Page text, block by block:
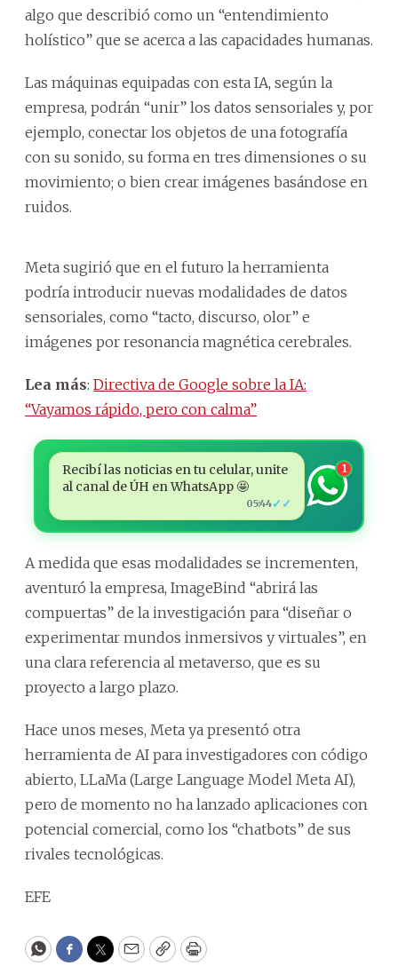
algo que describió como un “entendimiento
holístico” que se acerca a las capacidades humanas.
Las máquinas equipadas con esta IA, según la
empresa, podrán “unir” los datos sensoriales y, por
ejemplo, conectar los objetos de una fotografía
con su sonido, su forma en tres dimensiones o su
movimiento; o bien crear imágenes basándose en
ruidos.
Meta sugirió que en el futuro la herramienta
podría introducir nuevas modalidades de datos
sensoriales, como “tacto, discurso, olor” e
imágenes por resonancia magnética cerebrales.
Lea más: Directiva de Google sobre la IA:
“Vayamos rápido, pero con calma”
Recibí las noticias en tu celular, unite
al canal de ÚH en WhatsApp 🤩
05:44✓✓
1
A medida que esas modalidades se incrementen,
aventuró la empresa, ImageBind “abrirá las
compuertas” de la investigación para “diseñar o
experimentar mundos inmersivos y virtuales”, en
una clara referencia al metaverso, que es su
proyecto a largo plazo.
Hace unos meses, Meta ya presentó otra
herramienta de AI para investigadores con código
abierto, LLaMa (Large Language Model Meta AI),
pero de momento no ha lanzado aplicaciones con
potencial comercial, como los “chatbots” de sus
rivales tecnológicas.
EFE
WhatsApp
Facebook
Twitter
EmailCopyPrint